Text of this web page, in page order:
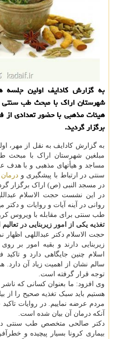
به گزارش کادایف اولین جلسه
شهرستان اراک با مبحث طب سنتی
هیئات مذهبی با حضور تعدادی از
برگزار گردید.
به گزارش کادایف به نقل از مهر،
مبلغین شهرستان اراک با مبحث
مساجد و هیأتهای مذهبی و با
سنتی در ارتباط با پیشگیری ودرمان
در مسجد النبی (ص) اراک برگزار
در این نشست حجت الاسلام
روانی در آینه آیات و روایات و
طب سنتی برای مقابله با ویروس
تغذیه یکی از امور زیربنایی در
حجت الاسلام دکتر عبداللهی
زیربنایی دارند و بقیه امور بر
اسلام چنین جایگاهی دارد و
سالم نشان از اهمیت زیاد آن دارد.
توجه قرار گرفته است.
وی افزود: ما بعنوان کسانی که
هستیم باید سبک تغذیه صحیح را از
مردم عرضه نماییم. در روایات
آنکه درمان آن بیان شده است.
دکتر صالحی متخصص طب سنتی در
بیماری کرونا بسیار پیچیده و